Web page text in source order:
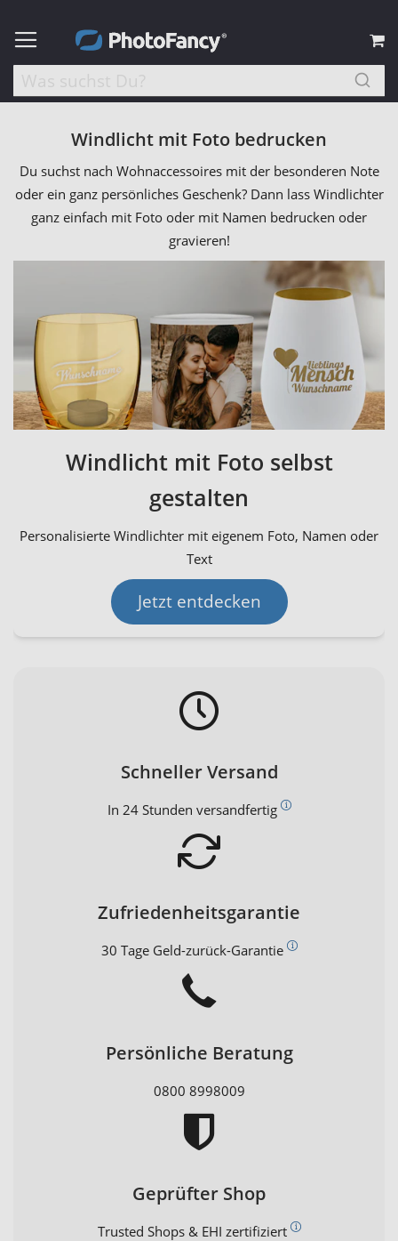
Windlicht mit Foto bedrucken
Du suchst nach Wohnaccessoires mit der besonderen Note
oder ein ganz persönliches Geschenk? Dann lass Windlichter
ganz einfach mit Foto oder mit Namen bedrucken oder
gravieren!
Windlicht mit Foto selbst
gestalten
Personalisierte Windlichter mit eigenem Foto, Namen oder
Text
Jetzt entdecken
Schneller Versand
In 24 Stunden versandfertig
Zufriedenheitsgarantie
30 Tage Geld-zurück-Garantie
Persönliche Beratung
0800 8998009
Geprüfter Shop
Trusted Shops & EHI zertifiziert